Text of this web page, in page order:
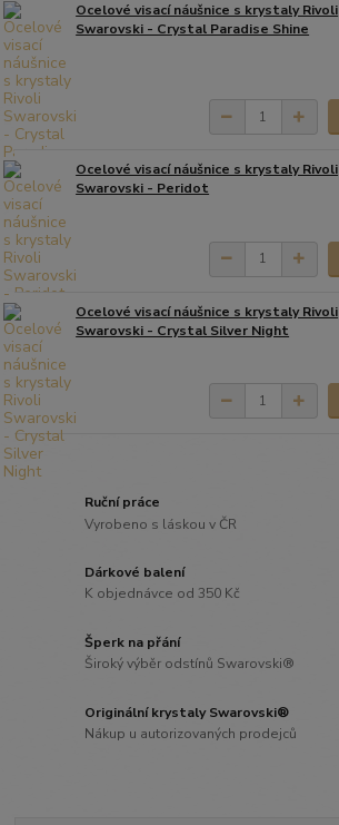
Ocelové visací náušnice s krystaly Rivoli
Swarovski - Crystal Paradise Shine
Ocelové visací náušnice s krystaly Rivoli
Swarovski - Peridot
Ocelové visací náušnice s krystaly Rivoli
Swarovski - Crystal Silver Night
Ruční práce
Vyrobeno s láskou v ČR
Dárkové balení
K objednávce od 350 Kč
Šperk na přání
Široký výběr odstínů Swarovski®
Originální krystaly Swarovski®
Nákup u autorizovaných prodejců